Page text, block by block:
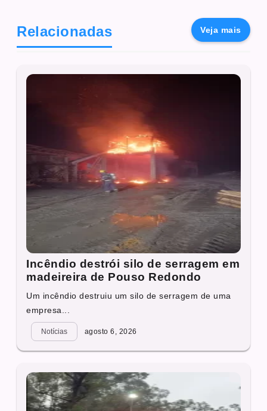
Relacionadas Veja mais
Incêndio destrói silo de serragem em
madeireira de Pouso Redondo
Um incêndio destruiu um silo de serragem de uma
empresa...
Notícias agosto 6, 2026